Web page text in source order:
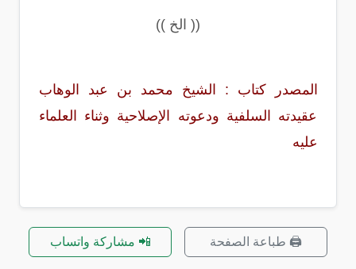
(( الخ ))
المصدر كتاب : الشيخ محمد بن عبد الوهاب
عقيدته السلفية ودعوته الإصلاحية وثناء العلماء
عليه
🖨️ طباعة الصفحة 📲 مشاركة واتساب